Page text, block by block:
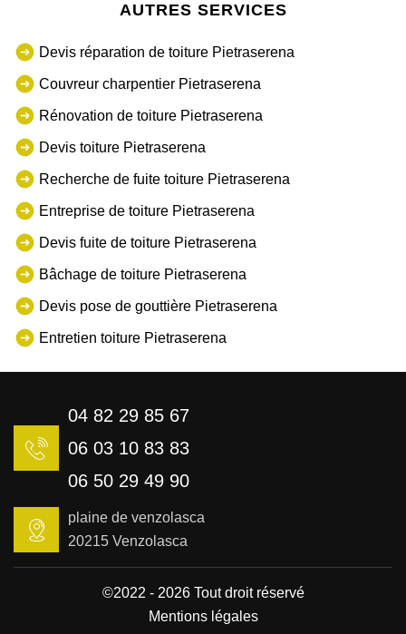
AUTRES SERVICES
Devis réparation de toiture Pietraserena
Couvreur charpentier Pietraserena
Rénovation de toiture Pietraserena
Devis toiture Pietraserena
Recherche de fuite toiture Pietraserena
Entreprise de toiture Pietraserena
Devis fuite de toiture Pietraserena
Bâchage de toiture Pietraserena
Devis pose de gouttière Pietraserena
Entretien toiture Pietraserena
04 82 29 85 67
06 03 10 83 83
06 50 29 49 90
plaine de venzolasca
20215 Venzolasca
©2022 - 2026 Tout droit réservé
Mentions légales